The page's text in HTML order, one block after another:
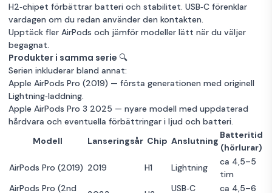
H2‑chipet förbättrar batteri och stabilitet. USB‑C förenklar
vardagen om du redan använder den kontakten.
Upptäck fler AirPods och jämför modeller lätt när du väljer
begagnat.
Produkter i samma serie 🔍
Serien inkluderar bland annat:
Apple AirPods Pro (2019) — första generationen med originell
Lightning‑laddning.
Apple AirPods Pro 3 2025 — nyare modell med uppdaterad
hårdvara och eventuella förbättringar i ljud och batteri.
Modell
Lanseringsår Chip Anslutning
Batteritid
(hörlurar)
AirPods Pro (2019) 2019 H1 Lightning
ca 4,5–5
tim
AirPods Pro (2nd
USB‑C
ca 4,5–6